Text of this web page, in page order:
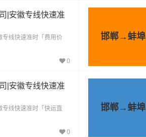
|安徽专线快速准
专线快速准时「费用价
0
邯郸→蚌埠
|安徽专线快速准
线快速准时「快运直
0
邯郸→蚌埠